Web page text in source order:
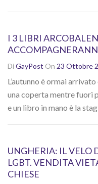
I 3 LIBRI
DiGayPost On 23 Ottobre
L’autunno è ormai
una coperta mentre fuori
e un libro in mano è la
UNGHERIA: IL VELO
LGBT. VENDITA
CHIESE